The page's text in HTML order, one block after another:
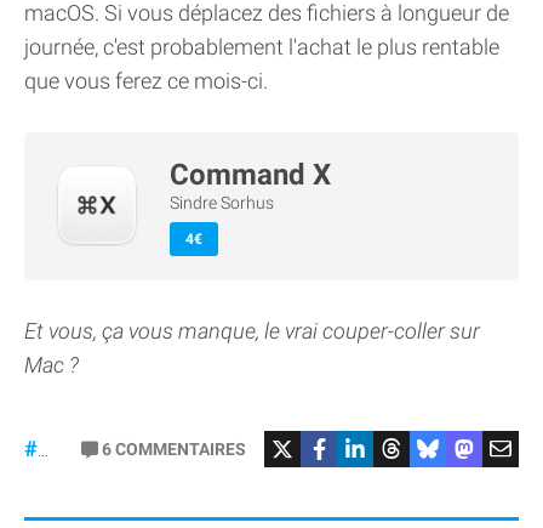
macOS. Si vous déplacez des fichiers à longueur de
journée, c'est probablement l'achat le plus rentable
que vous ferez ce mois-ci.
Command X
Sindre Sorhus
4€
Et vous, ça vous manque, le vrai couper-coller sur
Mac ?
6COMMENTAIRES